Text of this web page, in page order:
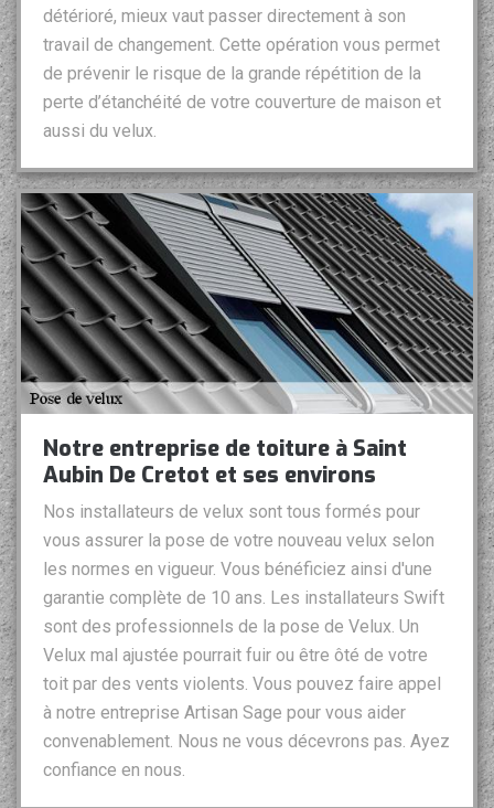
détérioré, mieux vaut passer directement à son
travail de changement. Cette opération vous permet
de prévenir le risque de la grande répétition de la
perte d’étanchéité de votre couverture de maison et
aussi du velux.
Notre entreprise de toiture à Saint
Aubin De Cretot et ses environs
Nos installateurs de velux sont tous formés pour
vous assurer la pose de votre nouveau velux selon
les normes en vigueur. Vous bénéficiez ainsi d'une
garantie complète de 10 ans. Les installateurs Swift
sont des professionnels de la pose de Velux. Un
Velux mal ajustée pourrait fuir ou être ôté de votre
toit par des vents violents. Vous pouvez faire appel
à notre entreprise Artisan Sage pour vous aider
convenablement. Nous ne vous décevrons pas. Ayez
confiance en nous.